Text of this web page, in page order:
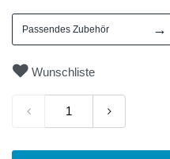
Passendes Zubehör →
Wunschliste